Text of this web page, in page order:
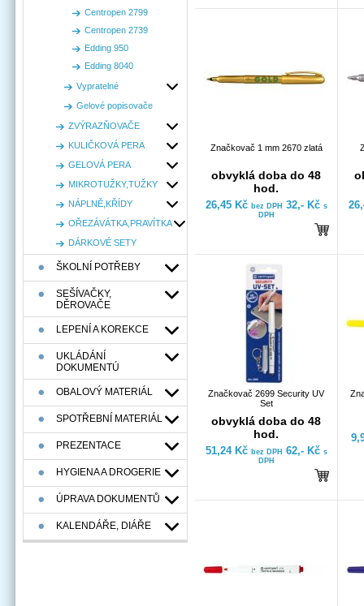
Centropen 2799
Centropen 2739
Edding 950
Edding 8040
Vypratelné
Gelové popisovače
ZVÝRAZŇOVAČE
KULIČKOVÁ PERA
GELOVÁ PERA
MIKROTUŽKY,TUŽKY
NÁPLNĚ,KŘÍDY
OŘEZÁVÁTKA,PRAVÍTKA
DÁRKOVÉ SETY
ŠKOLNÍ POTŘEBY
SEŠÍVAČKY,
DĚROVAČE
LEPENÍ A KOREKCE
UKLÁDÁNÍ
DOKUMENTÚ
OBALOVÝ MATERIÁL
SPOTŘEBNÍ MATERIÁL
PREZENTACE
HYGIENA A DROGERIE
ÚPRAVA DOKUMENTŮ
KALENDÁŘE, DIÁŘE
Značkovač 1 mm 2670 zlatá
obvyklá doba do 48
hod.
26,45 Kč bez DPH 32,- Kč s
DPH
Značkovač 2699 Security UV
Set
obvyklá doba do 48
hod.
51,24 Kč bez DPH 62,- Kč s
DPH